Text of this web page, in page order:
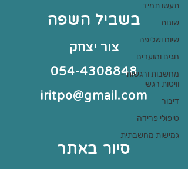
תעשו תמיד
שונות
שיום ושליפה
חגים ומועדים
מחשבות ורגשות -
וויסות רגשי
דיבור
טיפולי פרידה
גמישות מחשבתית
בשביל השפה
צור יצחק
054-4308848
iritpo@gmail.com
סיור באתר